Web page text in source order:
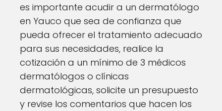
es importante acudir a un dermatólogo
en Yauco que sea de confianza que
pueda ofrecer el tratamiento adecuado
para sus necesidades, realice la
cotización a un mínimo de 3 médicos
dermatólogos o clínicas
dermatológicas, solicite un presupuesto
y revise los comentarios que hacen los